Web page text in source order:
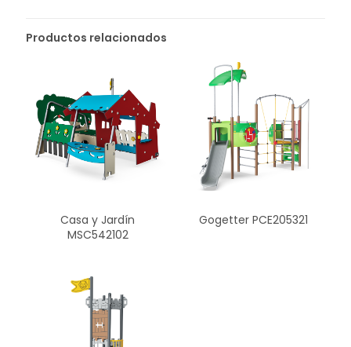
Productos relacionados
Casa y Jardín
MSC542102
Gogetter PCE205321